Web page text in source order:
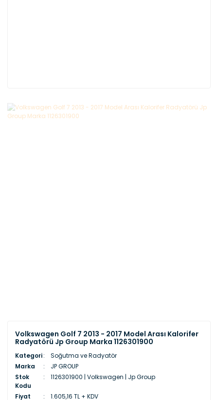
Volkswagen Golf 7 2013 - 2017 Model Arası Kalorifer
Radyatörü Jp Group Marka 1126301900
Kategori
Soğutma ve Radyatör
Marka
JP GROUP
Stok
Kodu
1126301900 | Volkswagen | Jp Group
Fiyat 1.605,16 TL + KDV